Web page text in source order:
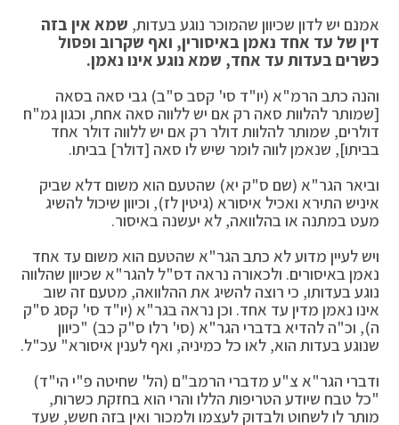
אמנם יש לדון שכיוון שהמוכר נוגע בעדות, שמא אין בזה
דין של עד אחד נאמן באיסורין, ואף שקרוב ופסול
כשרים בעדות עד אחד, שמא נוגע אינו נאמן.
והנה כתב הרמ"א (יו"ד סי' קסב ס"ב) גבי סאה בסאה
[שמותר להלוות סאה רק אם יש ללווה סאה אחת, וכגון גמ"ח
דולרים, שמותר להלוות דולר רק אם יש ללווה דולר אחד
בביתו], שנאמן לווה לומר שיש לו סאה [דולר] בביתו.
וביאר הגר"א (שם ס"ק יא) שהטעם הוא משום דלא שביק
איניש התירא ואכיל איסורא (גיטין לז), וכיוון שיכול להשיג
מעט במתנה או בהלוואה, לא יעשנה באיסור.
ויש לעיין מדוע לא כתב הגר"א שהטעם הוא משום עד אחד
נאמן באיסורים. ולכאורה נראה דס"ל להגר"א שכיוון שהלווה
נוגע בעדותו, כי רוצה להשיג את ההלוואה, מטעם זה שוב
אינו נאמן מדין עד אחד. וכן נראה בגר"א (יו"ד סי' קסג ס"ק
ה), וכ"ה להדיא בדברי הגר"א (סי' רלו ס"ק כב) "כיוון
שנוגע בעדות הוא, לאו כל כמיניה, ואף לענין איסורא" עכ"ל.
ודברי הגר"א צ"ע מדברי הרמב"ם (הל' שחיטה פ"י הי"ד)
"כל טבח שיודע הטריפות הללו והרי הוא בחזקת כשרות,
מותר לו לשחוט ולבדוק לעצמו ולמכור ואין בזה חשש, שעד